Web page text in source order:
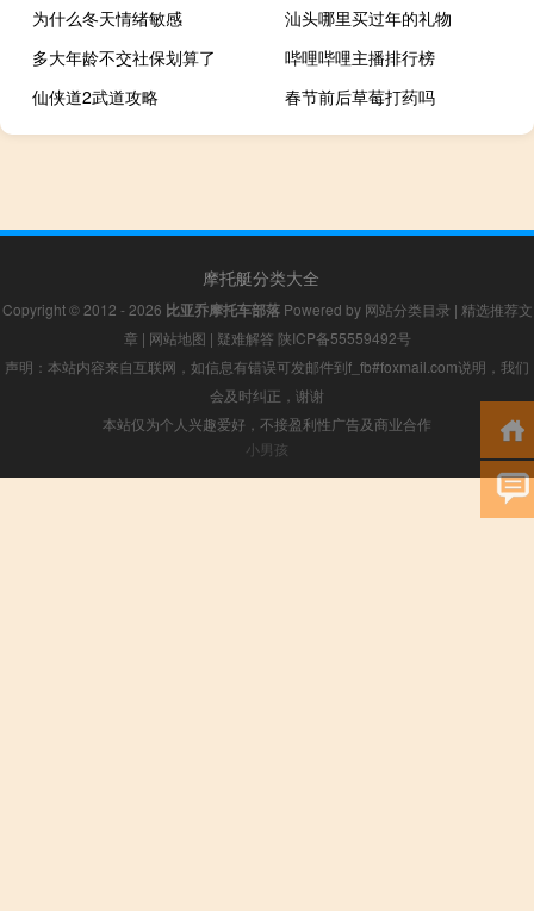
为什么冬天情绪敏感
汕头哪里买过年的礼物
多大年龄不交社保划算了
哔哩哔哩主播排行榜
仙侠道2武道攻略
春节前后草莓打药吗
摩托艇分类大全
Copyright © 2012 - 2026 比亚乔摩托车部落Powered by 网站分类目录 | 精选推荐文
章 | 网站地图 | 疑难解答 陕ICP备55559492号
声明：本站内容来自互联网，如信息有错误可发邮件到f_fb#foxmail.com说明，我们
会及时纠正，谢谢
本站仅为个人兴趣爱好，不接盈利性广告及商业合作
小男孩